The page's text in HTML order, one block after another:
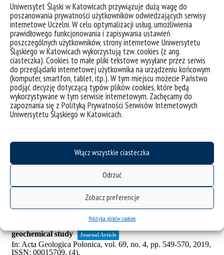
Uniwersytet Śląski w Katowicach przywiązuje dużą wagę do
poszanowania prywatności użytkowników odwiedzających serwisy
internetowe Uczelni. W celu optymalizacji usług, umożliwienia
prawidłowego funkcjonowania i zapisywania ustawień
poszczególnych użytkowników, strony internetowe Uniwersytetu
Śląskiego w Katowicach wykorzystują tzw. cookies (z ang.
ciasteczka). Cookies to małe pliki tekstowe wysyłane przez serwis
do przeglądarki internetowej użytkownika na urządzeniu końcowym
(komputer, smartfon, tablet, itp.). W tym miejscu możecie Państwo
podjąć decyzję dotyczącą typów plików cookies, które będą
wykorzystywane w tym serwisie internetowym. Zachęcamy do
zapoznania się z Polityką Prywatności Serwisów Internetowych
Uniwersytetu Śląskiego w Katowicach.
Włącz wszystkie ciasteczka
Odrzuć
Zobacz preferencje
Polityka plików cookies